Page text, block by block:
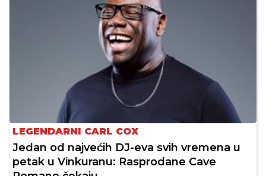
LEGENDARNI CARL COX
Jedan od najvećih DJ-eva svih vremena u
petak u Vinkuranu: Rasprodane Cave